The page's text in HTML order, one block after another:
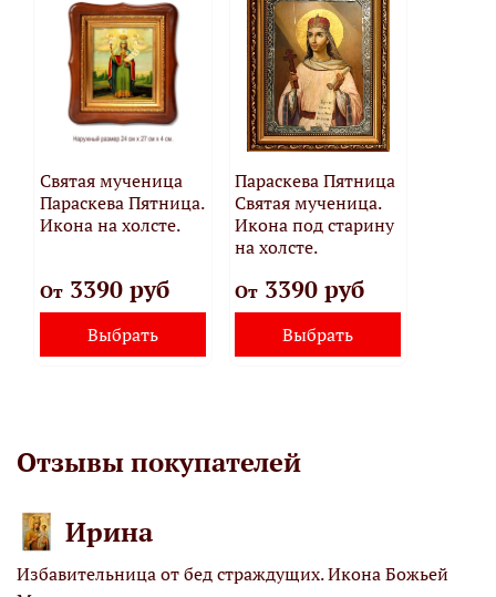
Святая мученица
Параскева Пятница.
Икона на холсте.
От3390 руб
Выбрать
Параскева Пятница
Святая мученица.
Икона под старину
на холсте.
От 3390 руб
Выбрать
Отзывы покупателей
Ирина
Избавительница от бед страждущих. Икона Божьей